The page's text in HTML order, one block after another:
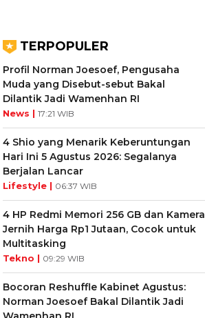
TERPOPULER
Profil Norman Joesoef, Pengusaha
Muda yang Disebut-sebut Bakal
Dilantik Jadi Wamenhan RI
News | 17:21 WIB
4 Shio yang Menarik Keberuntungan
Hari Ini 5 Agustus 2026: Segalanya
Berjalan Lancar
Lifestyle | 06:37 WIB
4 HP Redmi Memori 256 GB dan Kamera
Jernih Harga Rp1 Jutaan, Cocok untuk
Multitasking
Tekno | 09:29 WIB
Bocoran Reshuffle Kabinet Agustus:
Norman Joesoef Bakal Dilantik Jadi